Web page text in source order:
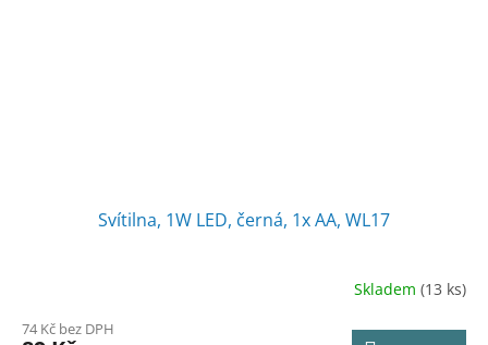
Svítilna, 1W LED, černá, 1x AA, WL17
produktu
Skladem(13 ks)
74 Kč bez DPH